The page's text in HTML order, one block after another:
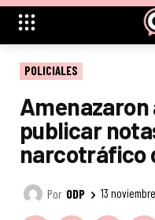
POLICIALES
publicar
narcotráfico
Por ODP 13